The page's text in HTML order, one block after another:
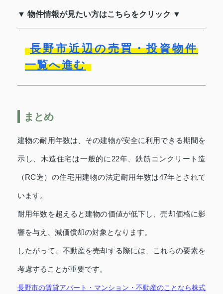
▼ 物件情報が見たい方はこちらをクリック ▼
長野市近辺の売買・投資物件
一覧へ進む
まとめ
建物の耐用年数は、その建物が安全に利用できる期間を
示し、木造住宅は一般的に22年、鉄筋コンクリート造
（RC造）の住宅用建物の法定耐用年数は47年とされて
います。
耐用年数を超えると建物の価値が低下し、売却価格に影
響を与え、減価償却の対象となります。
したがって、不動産を売却する際には、これらの要素を
考慮することが重要です。
長野市の賃貸アパート・マンション・不動産のことなら株式